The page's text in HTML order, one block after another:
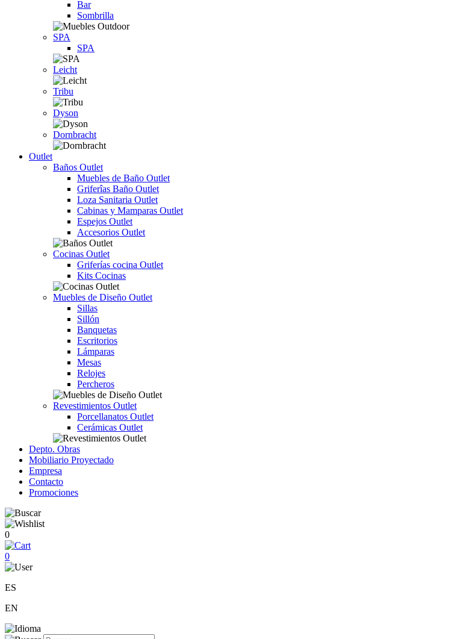
Bar
Sombrilla
SPA
SPA
Leicht
Tribu
Dyson
Dornbracht
Outlet
Baños Outlet
Muebles de Baño Outlet
Griferîas Baño Outlet
Loza Sanitaria Outlet
Cabinas y Mamparas Outlet
Espejos Outlet
Accesorios Outlet
Cocinas Outlet
Griferías cocina Outlet
Kits Cocinas
Muebles de Diseño Outlet
Sillas
Sillón
Banquetas
Escritorios
Lámparas
Mesas
Relojes
Percheros
Revestimientos Outlet
Porcellanatos Outlet
Cerámicas Outlet
Depto. Obras
Mobiliario Proyectado
Empresa
Contacto
Promociones
0
0
ES
EN